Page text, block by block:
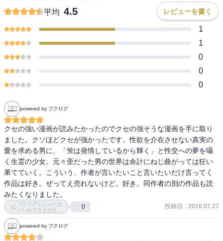
平均 4.5 レビューを書く
1
1
0
0
0
powered by ブクログ
クセの強い漫画が読みたかったのでクセの強そうな漫画を手に取り
ました。クソほどクセが強かったです。性欲を介在させない真実の
愛を求める男に、「蛍は発情しているから輝く」と性交への夢を囁
く生霊の少女。元々歪だった男の世界は余計にねじ曲がっては狂い
果てていく。こういう、作者が言いたいこと言いたいだけ言ってく
作品は好き。ぜってえ売れないけど。好き。同作者の別の作品も読
みたくなりました。
ブクログレビューは
いいねできません
0 投稿日 : 2016.07.27
powered by ブクログ